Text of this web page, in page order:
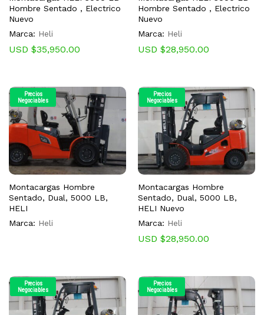
Hombre Sentado , Electrico
Nuevo
Marca: Heli
USD $35,950.00
Hombre Sentado , Electrico
Nuevo
Marca: Heli
USD $28,950.00
Precios
Negociables
Montacargas Hombre
Sentado, Dual, 5000 LB,
HELI
Marca: Heli
Precios
Negociables
Montacargas Hombre
Sentado, Dual, 5000 LB,
HELI Nuevo
Marca: Heli
USD $28,950.00
Precios
Negociables
Precios
Negociables